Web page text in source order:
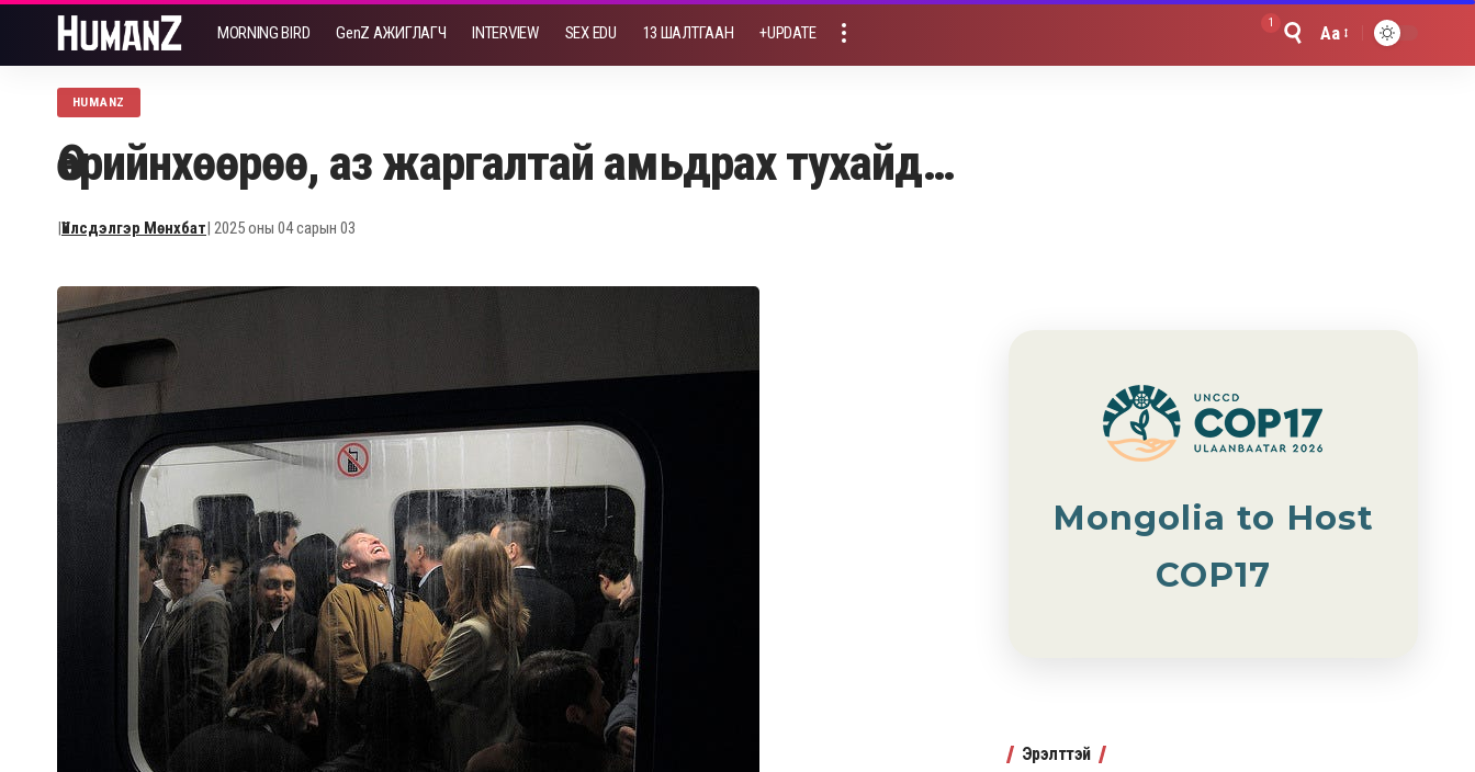
MORNING BIRD GenZ АЖИГЛАГЧ INTERVIEW SEX EDU 13 ШАЛТГААН +UPDATE
1
Font
Aa
HUMANZ
Өөрийнхөөрөө, аз жаргалтай амьдрах тухайд…
|Үйлсдэлгэр Мөнхбат| 2025 оны 04 сарын 03
Mongolia to Host
COP17
Эрэлттэй